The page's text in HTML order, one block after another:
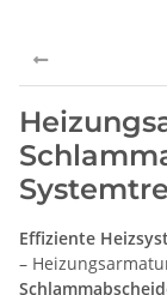
Effiziente
–